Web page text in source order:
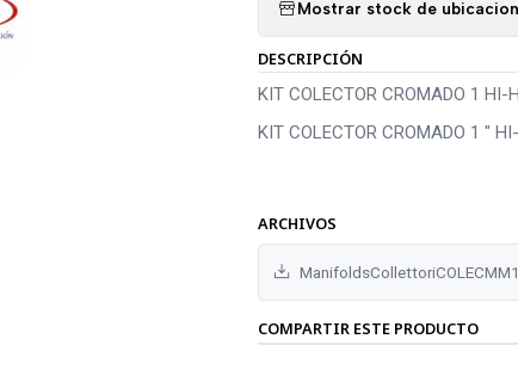
Mostrar stock de
DESCRIPCIÓN
KIT COLECTOR CROMADO 1 HI-
KIT COLECTOR CROMADO 1 "
ARCHIVOS
COMPARTIR ESTE PRODUCTO